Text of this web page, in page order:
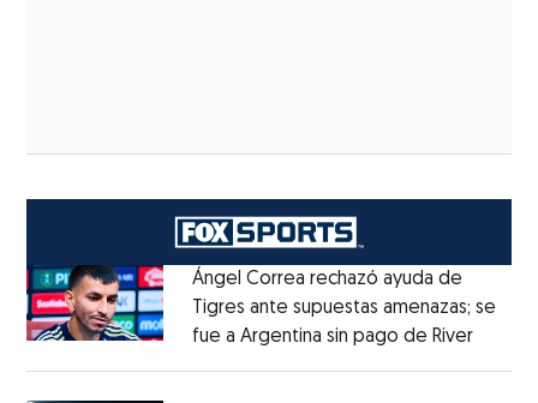
Ángel Correa rechazó ayuda de
Tigres ante supuestas amenazas; se
fue a Argentina sin pago de RiverOpens